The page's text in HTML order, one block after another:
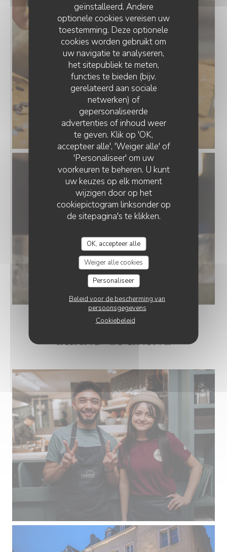
geïnstalleerd. Andere
optionele cookies vereisen uw
toestemming. Deze optionele
cookies worden gebruikt om
uw navigatie te analyseren,
het sitepubliek te meten,
functies te bieden (bijv.
gerelateerd aan sociale
netwerken) of
gepersonaliseerde
advertenties of inhoud weer
te geven. Klik op 'OK,
accepteer alle', 'Weiger alle' of
'Personaliseer' om uw
voorkeuren te beheren. U kunt
uw keuzes op elk moment
wijzigen door op het
cookiepictogram linksonder op
de sitepagina's te klikken.
OK, accepteer alle
Weiger alle cookies
Personaliseer
Beleid voor de bescherming van
persoonsgegevens
Cookiebeleid
GRAND OPENING
COMPAÑERO KITCHEN & COCKTAILS